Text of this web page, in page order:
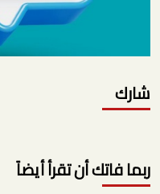
شارك
ربما فاتك أن تقرأ أيضاً